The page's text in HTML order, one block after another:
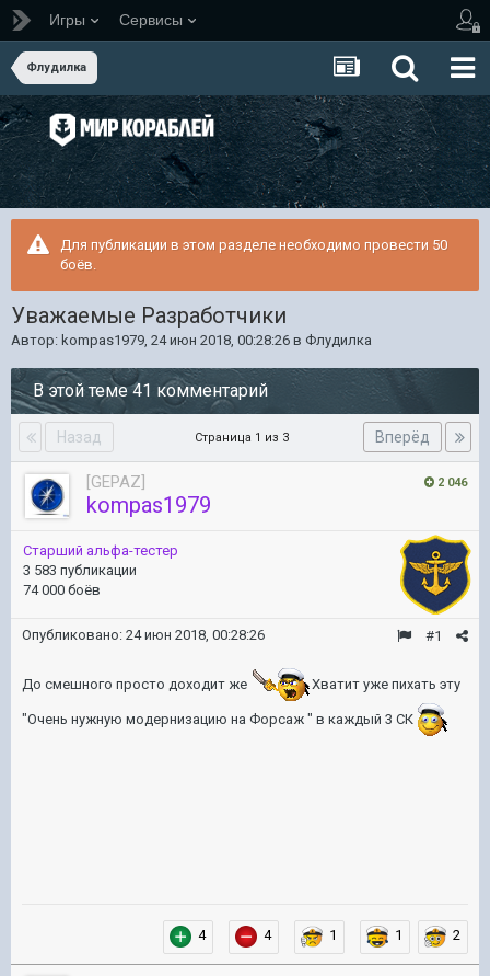
Игры Сервисы
Флудилка
Для публикации в этом разделе необходимо провести 50
боёв.
Уважаемые Разработчики
Автор: kompas1979, 24 июн 2018, 00:28:26 в Флудилка
В этой теме 41 комментарий
Назад Вперёд
Страница 1 из 3
2 046
[GEPAZ]
kompas1979
Старший альфа-тестер
3 583 публикации
74 000 боёв
#1
Опубликовано: 24 июн 2018, 00:28:26
До смешного просто доходит же Хватит уже пихать эту
"Очень нужную модернизацию на Форсаж " в каждый 3 СК
4 4 1 1 2